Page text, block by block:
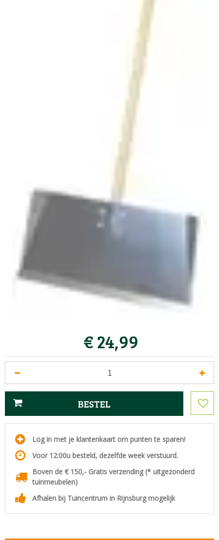
€ 24,99
Log in met je klantenkaart om punten te sparen!
Voor 12:00u besteld, dezelfde week verstuurd.
Boven de € 150,- Gratis verzending (* uitgezonderd
tuinmeubelen)
Afhalen bij Tuincentrum in Rijnsburg mogelijk